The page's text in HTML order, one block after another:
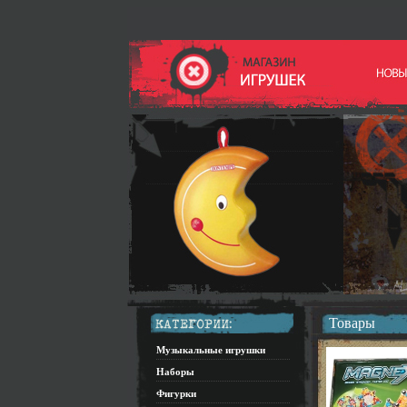
Музыкальные игрушки
Наборы
Фигурки
Товары